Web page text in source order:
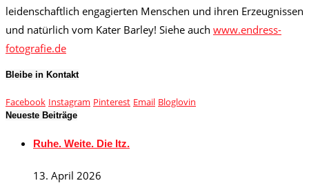
leidenschaftlich engagierten Menschen und ihren Erzeugnissen
und natürlich vom Kater Barley! Siehe auch www.endress-
fotografie.de
Bleibe in Kontakt
Facebook Instagram Pinterest Email Bloglovin
Neueste Beiträge
Ruhe. Weite. Die Itz.
13. April 2026